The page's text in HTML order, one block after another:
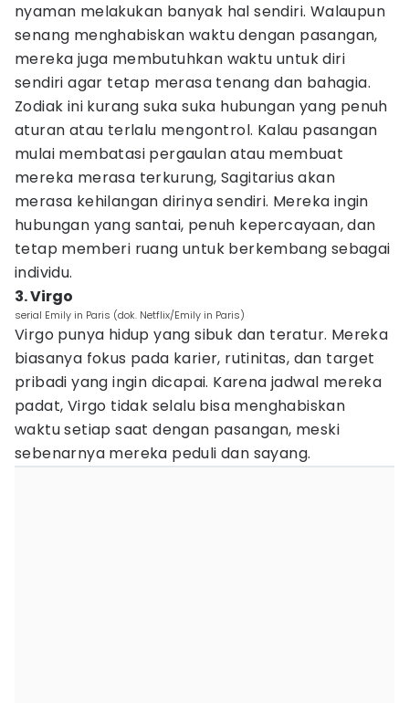
nyaman melakukan banyak hal sendiri. Walaupun
senang menghabiskan waktu dengan pasangan,
mereka juga membutuhkan waktu untuk diri
sendiri agar tetap merasa tenang dan bahagia.
Zodiak ini kurang suka suka hubungan yang penuh
aturan atau terlalu mengontrol. Kalau pasangan
mulai membatasi pergaulan atau membuat
mereka merasa terkurung, Sagitarius akan
merasa kehilangan dirinya sendiri. Mereka ingin
hubungan yang santai, penuh kepercayaan, dan
tetap memberi ruang untuk berkembang sebagai
individu.
3. Virgo
serial Emily in Paris (dok. Netflix/Emily in Paris)
Virgo punya hidup yang sibuk dan teratur. Mereka
biasanya fokus pada karier, rutinitas, dan target
pribadi yang ingin dicapai. Karena jadwal mereka
padat, Virgo tidak selalu bisa menghabiskan
waktu setiap saat dengan pasangan, meski
sebenarnya mereka peduli dan sayang.